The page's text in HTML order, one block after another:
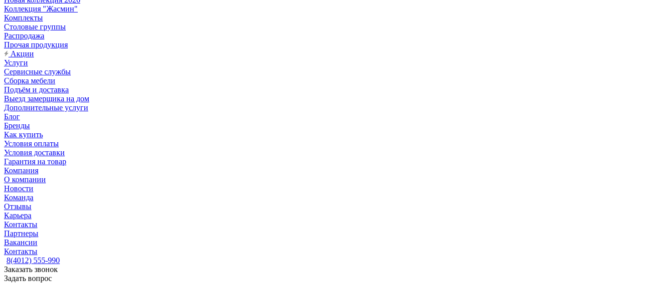
Коллекция "Жасмин"
Комплекты
Столовые группы
Распродажа
Прочая продукция
Акции
Услуги
Сервисные службы
Сборка мебели
Подъём и доставка
Выезд замерщика на дом
Дополнительные услуги
Блог
Бренды
Как купить
Условия оплаты
Условия доставки
Гарантия на товар
Компания
О компании
Новости
Команда
Отзывы
Карьера
Контакты
Партнеры
Вакансии
Контакты
8(4012) 555-990
Заказать звонок
Задать вопрос